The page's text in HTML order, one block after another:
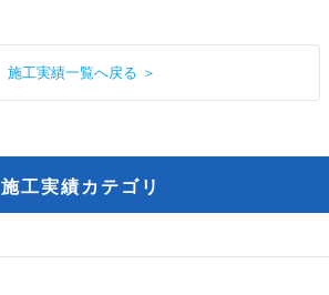
施工実績一覧へ戻る ＞
施工実績カテゴリ